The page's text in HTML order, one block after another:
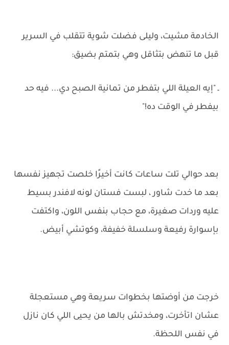
الخادمة مشيت، وليلى فضلت شوية تتقلب في السرير
قبل ما تنهض بتثاقل وهي بتمتم بضيق:
ـ "إيه العيلة اللي بتفطر من تمانية الصبح دي... فيه حد
بيفطر في الوقت ده!"
بعد حوالي تلت ساعات كانت أخيرًا خلصت تجهيز نفسها
بعد ما خدت شاور ، لبست فستان لونه لافندر بسيط
عليه وردات صغيرة، مع حجاب بنفس اللون، واكتفت
بإسوارة رفيعة وسلسلة خفيفة، وكوتشي أبيض.
خرجت من أوضتها بخطوات سريعة وهي مستعجلة
عشان اتأخرت، ومخدتش بالها من يحيى اللي كان نازل
في نفس اللحظة.